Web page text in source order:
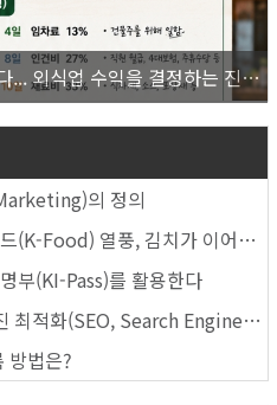
재료비가 아니라 구조가 문제다... 외식업 수익을 결정하는 진짜 숫자의 비밀
의 정의
Food) 열풍, 김치가 이어간다
부(KI-Pass)를 활용한다
Search Engine Optimization)란
방법은?